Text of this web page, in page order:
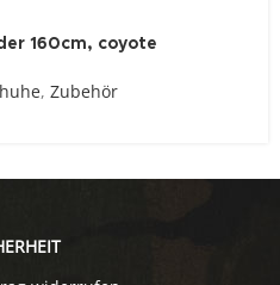
160cm, coyote
, Zubehör